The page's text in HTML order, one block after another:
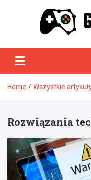
Home Wszystkie
Rozwiązania